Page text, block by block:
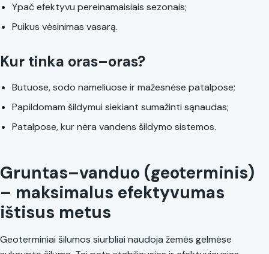
Ypač efektyvu pereinamaisiais sezonais;
Puikus vėsinimas vasarą.
Kur tinka oras–oras?
Butuose, sodo nameliuose ir mažesnėse patalpose;
Papildomam šildymui siekiant sumažinti sąnaudas;
Patalpose, kur nėra vandens šildymo sistemos.
Gruntas–vanduo (geoterminis)
– maksimalus efektyvumas
ištisus metus
Geoterminiai šilumos siurbliai naudoja žemės gelmėse